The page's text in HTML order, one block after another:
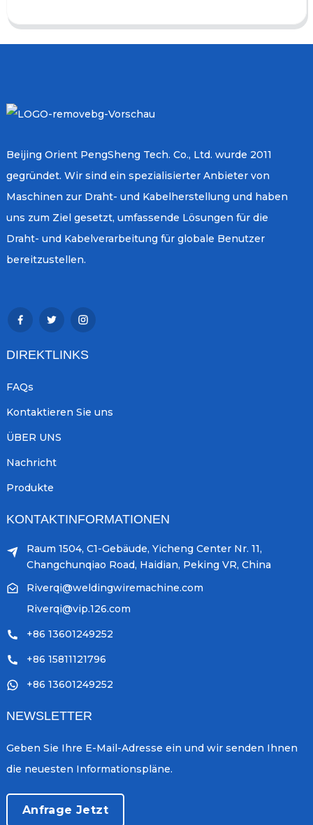
Beijing Orient PengSheng Tech. Co., Ltd. wurde 2011
gegründet. Wir sind ein spezialisierter Anbieter von
Maschinen zur Draht- und Kabelherstellung und haben
uns zum Ziel gesetzt, umfassende Lösungen für die
Draht- und Kabelverarbeitung für globale Benutzer
bereitzustellen.
DIREKTLINKS
FAQs
Kontaktieren Sie uns
ÜBER UNS
Nachricht
Produkte
KONTAKTINFORMATIONEN
Raum 1504, C1-Gebäude, Yicheng Center Nr. 11,
Changchunqiao Road, Haidian, Peking VR, China
Riverqi@weldingwiremachine.com
Riverqi@vip.126.com
+86 13601249252
+86 15811121796
+86 13601249252
NEWSLETTER
Geben Sie Ihre E-Mail-Adresse ein und wir senden Ihnen
die neuesten Informationspläne.
Anfrage Jetzt